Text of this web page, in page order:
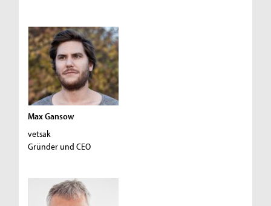
Max Gansow
vetsak
Gründer und CEO